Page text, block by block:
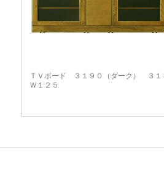
ＴＶボード ３１９０（ダーク） ３１
Ｗ１２５